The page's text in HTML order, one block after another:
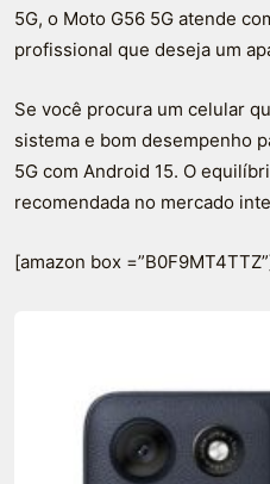
5G, o Moto G56 5G atende
profissional que deseja um
Se você procura um celular
sistema e bom desempenho
5G com Android 15. O
recomendada no mercado
[amazon box